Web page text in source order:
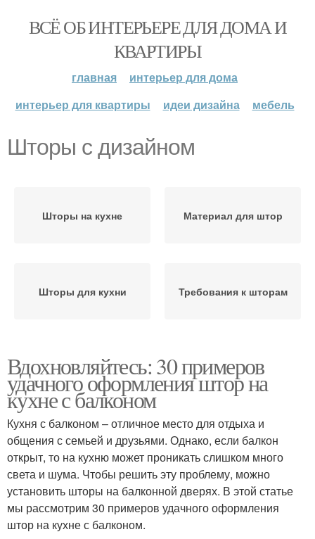
ВСЁ ОБ ИНТЕРЬЕРЕ ДЛЯ ДОМА И
КВАРТИРЫ
главная
интерьер для дома
интерьер для квартиры
идеи дизайна мебель
Шторы с дизайном
Шторы на кухне Материал для штор
Шторы для кухни Требования к шторам
Вдохновляйтесь: 30 примеров
удачного оформления штор на
кухне с балконом
Кухня с балконом – отличное место для отдыха и
общения с семьей и друзьями. Однако, если балкон
открыт, то на кухню может проникать слишком много
света и шума. Чтобы решить эту проблему, можно
установить шторы на балконной дверях. В этой статье
мы рассмотрим 30 примеров удачного оформления
штор на кухне с балконом.